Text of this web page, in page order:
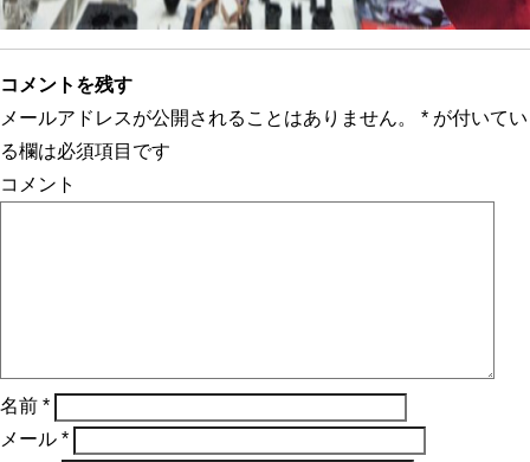
コメントを残す
メールアドレスが公開されることはありません。
* が付いてい
る欄は必須項目です
コメント
名前 *
メール *